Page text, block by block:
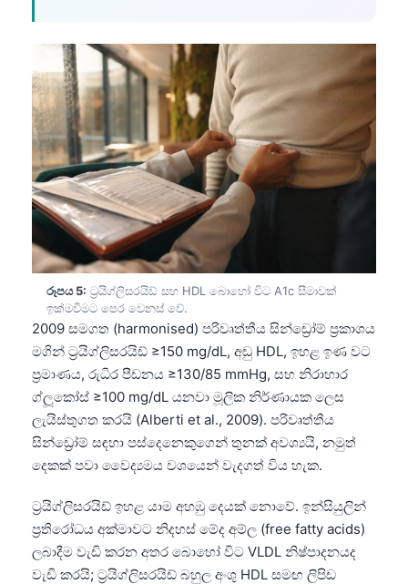
රූපය 5: ට්‍රයිග්ලිසරයිඩ් සහ HDL බොහෝ විට A1c සීමාවක්
ඉක්මවීමට පෙර වෙනස් වේ.
2009 සමගත (harmonised) පරිවෘත්තීය සින්ඩ්‍රෝම් ප්‍රකාශය
මගින් ට්‍රයිග්ලිසරයිඩ් ≥150 mg/dL, අඩු HDL, ඉහළ ඉණ වට
ප්‍රමාණය, රුධිර පීඩනය ≥130/85 mmHg, සහ නිරාහාර
ග්ලූකෝස් ≥100 mg/dL යනවා මූලික නිර්ණායක ලෙස
ලැයිස්තුගත කරයි (Alberti et al., 2009). පරිවෘත්තීය
සින්ඩ්‍රෝම් සඳහා පස්දෙනෙකුගෙන් තුනක් අවශ්‍යයි, නමුත්
දෙකක් පවා වෛද්‍යමය වශයෙන් වැදගත් විය හැක.
ට්‍රයිග්ලිසරයිඩ් ඉහළ යාම අහඹු දෙයක් නොවේ. ඉන්සියුලින්
ප්‍රතිරෝධය අක්මාවට නිදහස් මේද අම්ල (free fatty acids)
ලබාදීම වැඩි කරන අතර බොහෝ විට VLDL නිෂ්පාදනයද
වැඩි කරයි; ට්‍රයිග්ලිසරයිඩ් බහුල අංශු HDL සමඟ ලිපිඩ
Gàidhlig
Occitan
العربية المغربية
Afrikaans
Монгол
ພາສາລາວ
Basa Jawa
Cebuano
ئۇيغۇرچە
Кыргызча
Татар теле
Беларуская мова
Esperanto
Frysk
Ślōnskŏ gŏdka
Norsk bokmål